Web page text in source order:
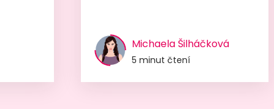
Michaela Šilháčková
5 minut čtení